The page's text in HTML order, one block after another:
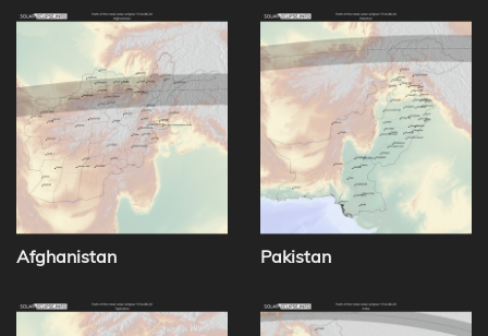
Afghanistan Pakistan